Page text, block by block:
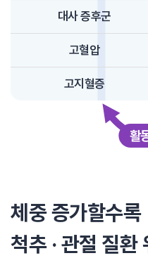
대사 증후군
고혈압
고지혈증
활
체중 증가할수록
척추 · 관절 질환